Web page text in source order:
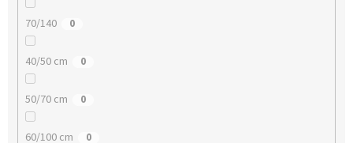
70/140 0
40/50 cm 0
50/70 cm 0
60/100 cm 0